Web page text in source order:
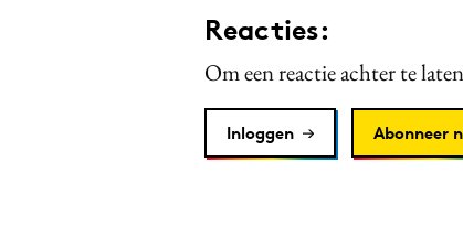
Reacties:
Om een reactie achter te
Inloggen Abonneer